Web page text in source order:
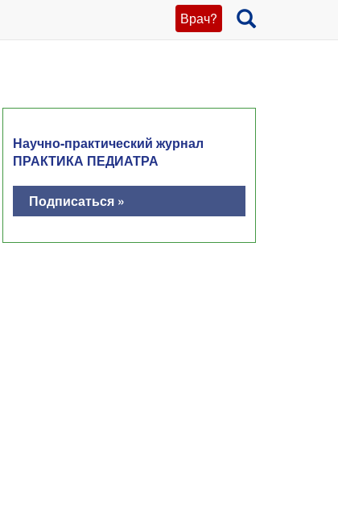
Врач?
Научно-практический журнал
ПРАКТИКА ПЕДИАТРА
Подписаться »